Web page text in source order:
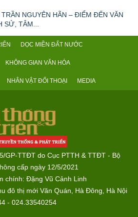
NGUYÊN HÃN – ĐIỂM ĐẾN VĂN
SỬ, TÂM...
DỌC MIỀN ĐẤT NƯỚC
KHÔNG GIAN VĂN HÓA
NHÂN VẬT ĐỐI THOẠI MEDIA
GP-TTĐT do Cục PTTH & TTĐT - Bộ
cấp ngày 12/5/2021
chính: Đặng Vũ Cảnh Linh
đô thị mới Văn Quán, Hà Đông, Hà Nội
- 024.33540254